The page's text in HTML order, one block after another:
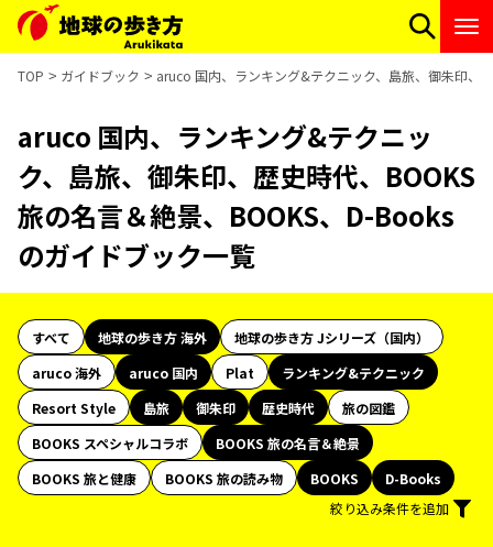
TOP ガイドブック aruco 国内、ランキング&テクニック、島旅、御朱印、
aruco 国内、ランキング&テクニッ
ク、島旅、御朱印、歴史時代、BOOKS
旅の名言＆絶景、BOOKS、D-Books
のガイドブック一覧
すべて 地球の歩き方 海外
地球の歩き方 Jシリーズ（国内）
aruco 海外
aruco 国内 Plat
ランキング&テクニック
Resort Style
島旅 御朱印 歴史時代
旅の図鑑
BOOKS スペシャルコラボ
BOOKS 旅の名言＆絶景
BOOKS 旅と健康
BOOKS 旅の読み物 BOOKS
D-Books
絞り込み条件を追加